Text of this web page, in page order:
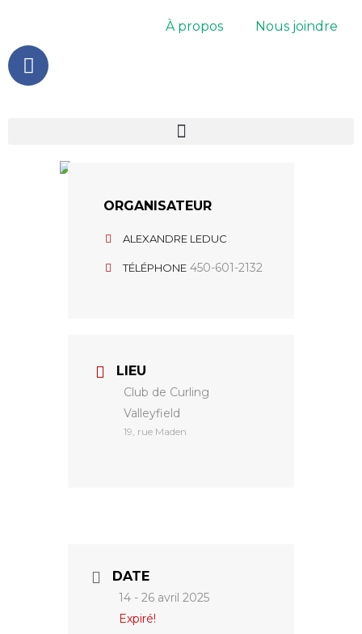
contenu
À propos Nous joindre
F
a
ORGANISATEUR
ALEXANDRE LEDUC
TÉLÉPHONE 450-601-2132
LIEU
Club de Curling
Valleyfield
19, rue Maden
DATE
14 - 26 avril 2025
Expiré!